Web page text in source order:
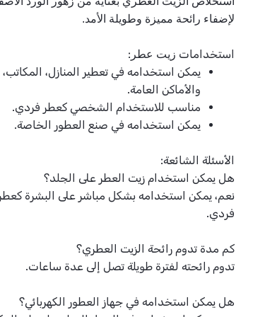
لإضفاء رائحة مميزة وطويلة الأمد.
استخدامات زيت عطر :
يمكن استخدامه في تعطير المنازل، المكاتب،
والأماكن العامة.
مناسب للاستخدام الشخصي كعطر فردي.
يمكن استخدامه في صنع العطور الخاصة.
الأسئلة الشائعة:
هل يمكن استخدام زيت العطر على الجلد؟
نعم، يمكن استخدامه بشكل مباشر على البشرة كعطر
فردي.
كم مدة تدوم رائحة الزيت العطري؟
تدوم رائحته لفترة طويلة تصل إلى عدة ساعات.
هل يمكن استخدامه في جهاز العطور الكهربائي؟